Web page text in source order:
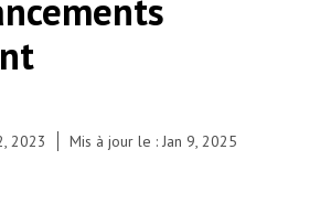
Un cadeau qui en dit long.
: Logisticien ou logisticienne
marche dans les camps de
du Bangladesh. Bangladesh,
MSF
2023 Mis à jour le : Jan 9, 2025